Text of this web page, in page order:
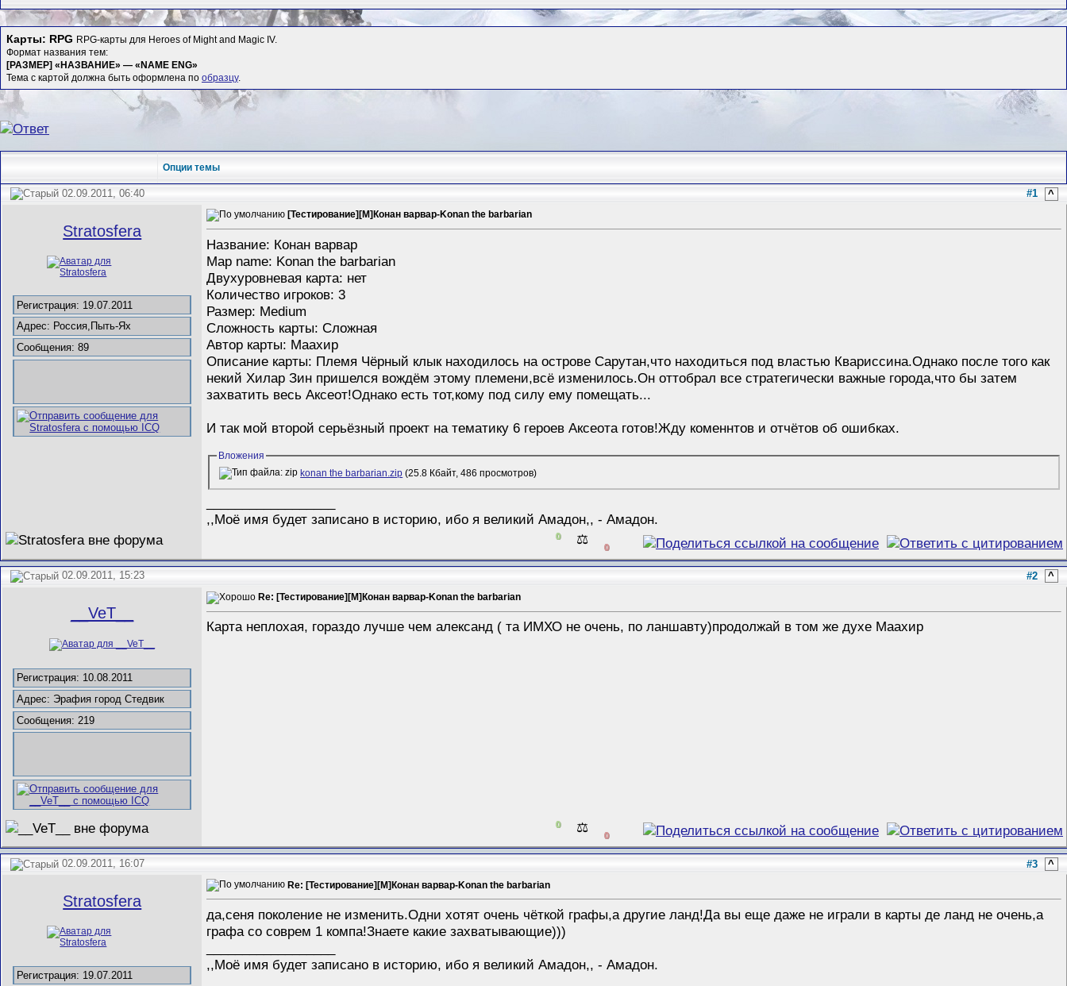
Карты: RPG RPG-карты для Heroes of Might and Magic IV.
Формат названия тем:
[РАЗМЕР] «НАЗВАНИЕ» — «NAME ENG»
Тема с картой должна быть оформлена по образцу.
Опции темы
02.09.2011, 06:40 #1 ^
Stratosfera
Регистрация: 19.07.2011
Адрес: Россия,Пыть-Ях
Сообщения: 89
[Тестирование][M]Конан варвар-Konan the barbarian
Название: Конан варвар
Map name: Konan the barbarian
Двухуровневая карта: нет
Количество игроков: 3
Размер: Medium
Cложность карты: Сложная
Автор карты: Маахир
Описание карты: Племя Чёрный клык находилось на острове Сарутан,что находиться под властью Квариссина.Однако после того как
некий Хилар Зин пришелся вождём этому племени,всё изменилось.Он оттобрал все стратегически важные города,что бы затем
захватить весь Аксеот!Однако есть тот,кому под силу ему помещать...
И так мой второй серьёзный проект на тематику 6 героев Аксеота готов!Жду коменнтов и отчётов об ошибках.
Вложения
konan the barbarian.zip (25.8 Кбайт, 486 просмотров)
,,Моё имя будет записано в историю, ибо я великий Амадон,, - Амадон.
0 ⚖️ 0
02.09.2011, 15:23 #2 ^
__VeT__
Регистрация: 10.08.2011
Адрес: Эрафия город Стедвик
Сообщения: 219
Re: [Тестирование][M]Конан варвар-Konan the barbarian
Карта неплохая, гораздо лучше чем александ ( та ИМХО не очень, по ланшавту)продолжай в том же духе Маахир
0 ⚖️ 0
02.09.2011, 16:07 #3 ^
Stratosfera
Регистрация: 19.07.2011
Re: [Тестирование][M]Конан варвар-Konan the barbarian
да,сеня поколение не изменить.Одни хотят очень чёткой графы,а другие ланд!Да вы еще даже не играли в карты де ланд не очень,а
графа со соврем 1 компа!Знаете какие захватывающие)))
,,Моё имя будет записано в историю, ибо я великий Амадон,, - Амадон.